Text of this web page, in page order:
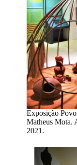
Exposição
Matheus Mota.
2021.